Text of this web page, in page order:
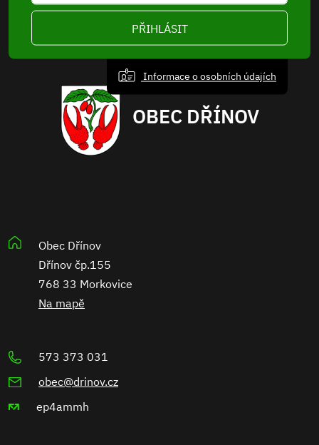
PŘIHLÁSIT
Informace o osobních údajích
OBEC DŘÍNOV
Obec Dřínov
Dřínov čp.155
768 33 Morkovice
Na mapě
573 373 031
obec@drinov.cz
ep4ammh